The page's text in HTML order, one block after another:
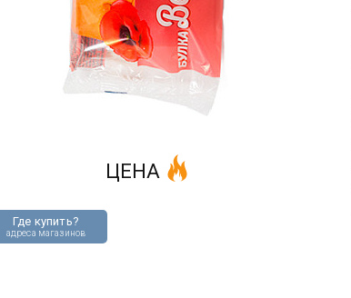
Где купить?
адреса магазинов
ЦЕНА